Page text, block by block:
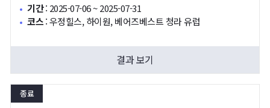
기간: 2025-07-06 ~ 2025-07-31
코스:우정힐스, 하이원, 베어즈베스트 청라 유럽
결과 보기
종료